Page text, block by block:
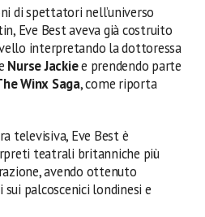
di spettatori nell’universo
Eve Best aveva già costruito
interpretando la dottoressa
Nurse Jackiee prendendo parte
Winx Saga, come riporta
televisiva, Eve Best è
teatrali britanniche più
avendo ottenuto
palcoscenici londinesi e